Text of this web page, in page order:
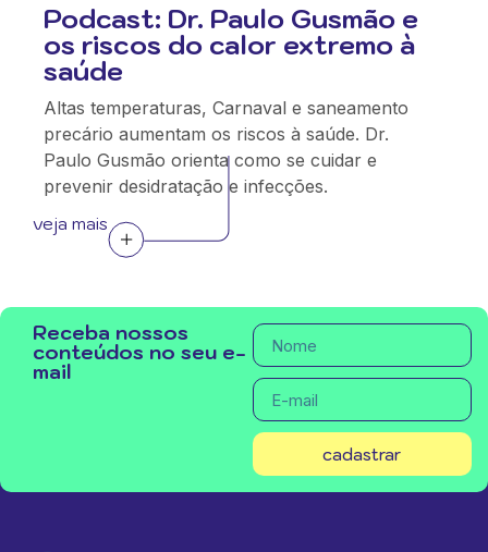
Podcast: Dr. Paulo Gusmão e
os riscos do calor extremo à
saúde
Altas temperaturas, Carnaval e saneamento
precário aumentam os riscos à saúde. Dr.
Paulo Gusmão orienta como se cuidar e
prevenir desidratação e infecções.
veja mais
Receba nossos
conteúdos no seu e-
mail
cadastrar